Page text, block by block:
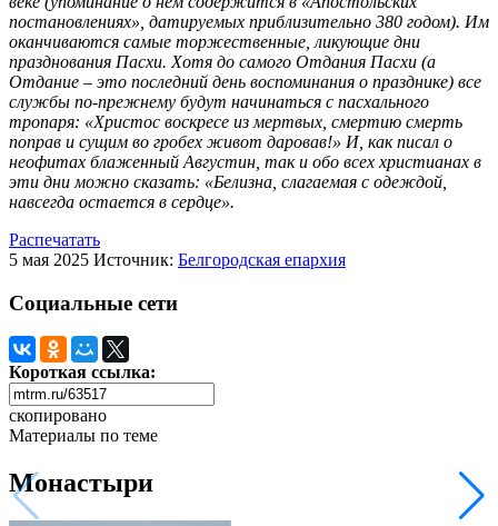
постановлениях», датируемых приблизительно 380 годом). Им
оканчиваются самые торжественные, ликующие дни
празднования Пасхи. Хотя до самого Отдания Пасхи (а
Отдание – это последний день воспоминания о празднике) все
службы по-прежнему будут начинаться с пасхального
тропаря: «Христос воскресе из мертвых, смертию смерть
поправ и сущим во гробех живот даровав!» И, как писал о
неофитах блаженный Августин, так и обо всех христианах в
эти дни можно сказать: «Белизна, слагаемая с одеждой,
навсегда остается в сердце».
Распечатать
5 мая 2025 Источник: Белгородская епархия
Социальные сети
Короткая ссылка:
скопировано
Материалы по теме
Монастыри